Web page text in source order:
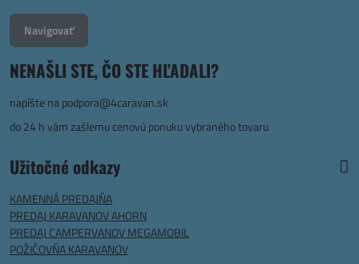
Navigovať
NENAŠLI STE, ČO STE HĽADALI?
napíšte napodpora@4caravan.sk
do 24 h vám zašlemu cenovú ponuku vybraného tovaru
Užitočné odkazy
KAMENNÁ PREDAJŇA
PREDAJ KARAVANOV AHORN
PREDAJ CAMPERVANOV MEGAMOBIL
POŽIČOVŇA KARAVANOV